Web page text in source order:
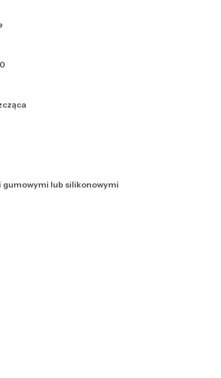
lub silikonowymi